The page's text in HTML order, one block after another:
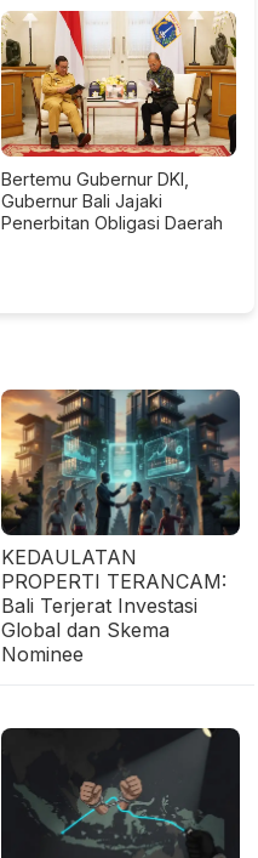
Bertemu Gubernur DKI,
Gubernur Bali Jajaki
Penerbitan Obligasi Daerah
KEDAULATAN
PROPERTI TERANCAM:
Bali Terjerat Investasi
Global dan Skema
Nominee